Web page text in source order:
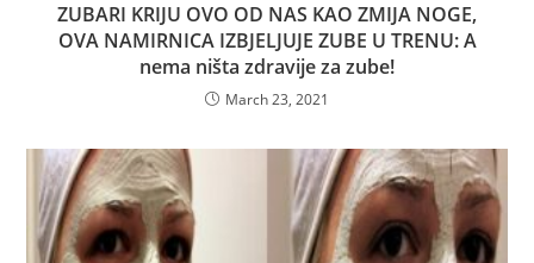
ZUBARI KRIJU OVO OD NAS KAO ZMIJA NOGE,
OVA NAMIRNICA IZBJELJUJE ZUBE U TRENU: A
nema ništa zdravije za zube!
March 23, 2021